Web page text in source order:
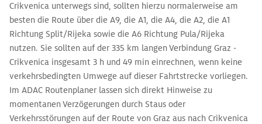
Crikvenica unterwegs sind, sollten hierzu normalerweise am
besten die Route über die A9, die A1, die A4, die A2, die A1
Richtung Split/Rijeka sowie die A6 Richtung Pula/Rijeka
nutzen. Sie sollten auf der 335 km langen Verbindung Graz -
Crikvenica insgesamt 3 h und 49 min einrechnen, wenn keine
verkehrsbedingten Umwege auf dieser Fahrtstrecke vorliegen.
Im ADAC Routenplaner lassen sich direkt Hinweise zu
momentanen Verzögerungen durch Staus oder
Verkehrsstörungen auf der Route von Graz aus nach Crikvenica